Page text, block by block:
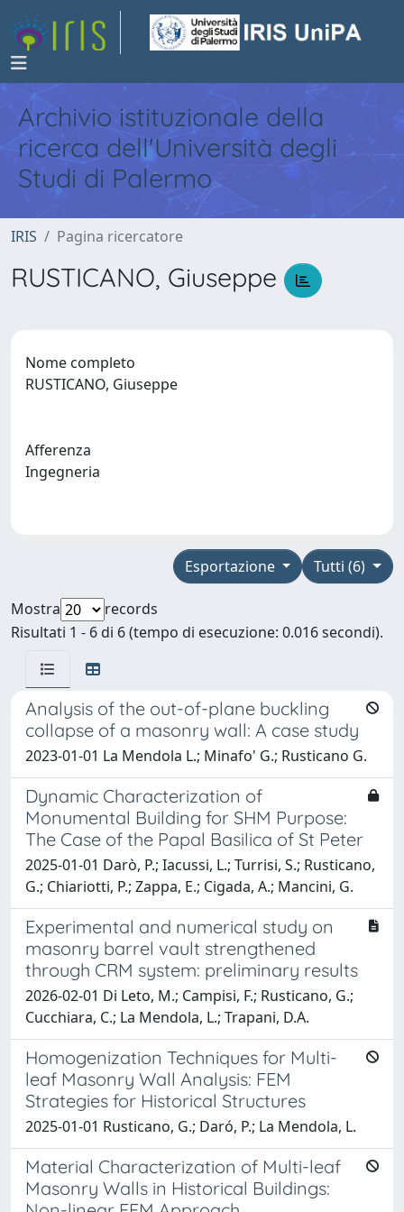
Archivio istituzionale della
ricerca dell'Università degli
Studi di Palermo
IRIS Pagina ricercatore
RUSTICANO, Giuseppe
Nome completo
RUSTICANO, Giuseppe
Afferenza
Ingegneria
Tutti (6)
Esportazione
Mostra
records
Risultati 1 - 6 di 6 (tempo di esecuzione: 0.016 secondi).
Analysis of the out-of-plane buckling
collapse of a masonry wall: A case study
2023-01-01 La Mendola L.; Minafo' G.; Rusticano G.
Dynamic Characterization of
Monumental Building for SHM Purpose:
The Case of the Papal Basilica of St Peter
2025-01-01 Darò, P.; Iacussi, L.; Turrisi, S.; Rusticano,
G.; Chiariotti, P.; Zappa, E.; Cigada, A.; Mancini, G.
Experimental and numerical study on
masonry barrel vault strengthened
through CRM system: preliminary results
2026-02-01 Di Leto, M.; Campisi, F.; Rusticano, G.;
Cucchiara, C.; La Mendola, L.; Trapani, D.A.
Homogenization Techniques for Multi-
leaf Masonry Wall Analysis: FEM
Strategies for Historical Structures
2025-01-01 Rusticano, G.; Daró, P.; La Mendola, L.
Material Characterization of Multi-leaf
Masonry Walls in Historical Buildings: